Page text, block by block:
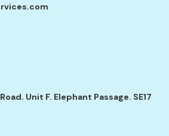
Unit F. Elephant Passage. SE17